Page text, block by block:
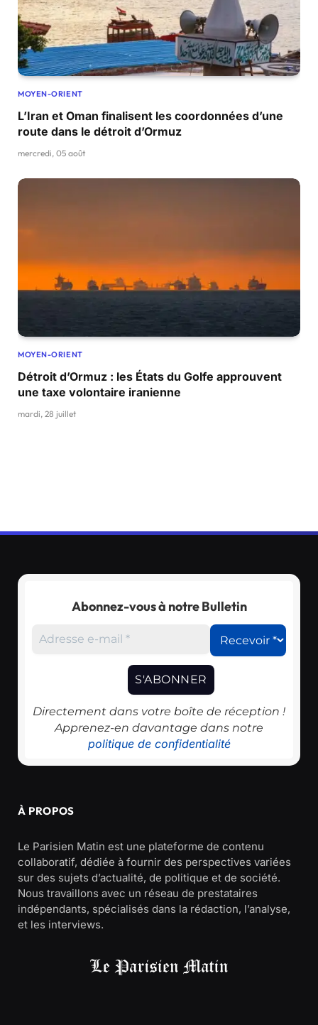
MOYEN-ORIENT
L’Iran et Oman finalisent les coordonnées d’une
route dans le détroit d’Ormuz
mercredi, 05 août
MOYEN-ORIENT
Détroit d’Ormuz : les États du Golfe approuvent
une taxe volontaire iranienne
mardi, 28 juillet
Abonnez-vous à notre Bulletin
Directement dans votre boîte de réception !
Apprenez-en davantage dans notre
politique de confidentialité
À PROPOS
Le Parisien Matin est une plateforme de contenu
collaboratif, dédiée à fournir des perspectives variées
sur des sujets d’actualité, de politique et de société.
Nous travaillons avec un réseau de prestataires
indépendants, spécialisés dans la rédaction, l’analyse,
et les interviews.